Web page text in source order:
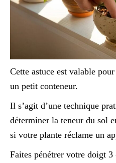
Cette astuce est valable
un petit conteneur.
Il s’agit d’une technique
déterminer la teneur du sol
si votre plante réclame un
Faites pénétrer votre doigt